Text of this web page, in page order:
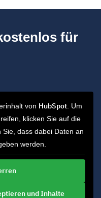
für
von HubSpot. Um
klicken Sie auf die
dass dabei Daten an
werden.
und Inhalte